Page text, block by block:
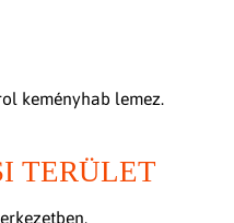
keményhab lemez.
TERÜLET